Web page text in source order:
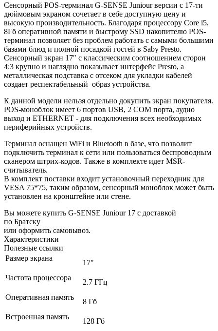
Сенсорный POS-терминал G-SENSE Juniour версии с 17-ти
дюймовым экраном сочетает в себе доступную цену и
высокую производительность. Благодаря процессору Core i5,
8Гб оперативной памяти и быстрому SSD накопителю POS-
терминал позволяет без проблем работать с самыми большими
базами блюд и полной посадкой гостей в Saby Presto.
Сенсорный экран 17" с классическим соотношением сторон
4:3 крупно и наглядно показывает интерфейс Presto, а
металлическая подставка с отсеком для укладки кабелей
создает респектабельный образ устройства.
К данной модели нельзя отдельно докупить экран покупателя.
POS-моноблок имеет 6 портов USB, 2 COM порта, аудио
выход и ETHERNET - для подключения всех необходимых
периферийных устройств.
Терминал оснащен WiFi и Bluetooth в базе, что позволит
подключить терминал к сети или пользоваться беспроводным
сканером штрих-кодов. Также в комплекте идет MSR-
считыватель.
В комплект поставки входит установочный переходник для
VESA 75*75, таким образом, сенсорный моноблок может быть
установлен на кронштейне или стене.
Вы можете купить G-SENSE Juniour 17 с доставкой
по Братску
или оформить самовывоз.
Характеристики
Полезные ссылки
Размер экрана
17"
Частота процессора
2.7 ГГц
Оперативная память
8 Гб
Встроенная память
128 Гб